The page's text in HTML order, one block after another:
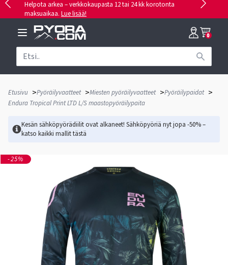
Helpota arkea – verkkokaupasta 12 tai 24 kk korotonta
maksuaikaa. Lue lisää!
0
Etusivu >Pyöräilyvaatteet >Miesten pyöräilyvaatteet >Pyöräilypaidat >
Endura Tropical Print LTD L/S maastopyöräilypaita
Kesän sähköpyörädiilit ovat alkaneet! Sähköpyöriä nyt jopa -50% –
katso kaikki mallittästä
-25%